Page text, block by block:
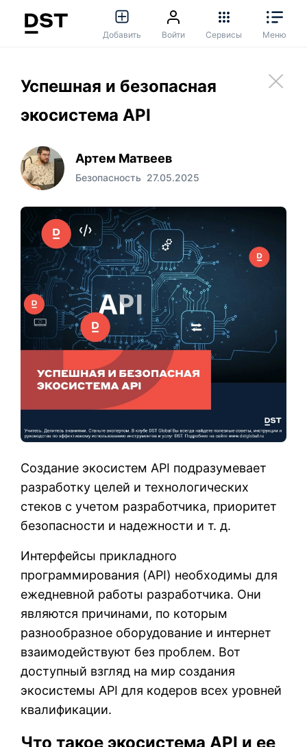
Добавить Войти Сервисы Меню
Успешная и безопасная
экосистема API
Артем Матвеев
Безопасность 27.05.2025
Создание экосистем API подразумевает
разработку целей и технологических
стеков с учетом разработчика, приоритет
безопасности и надежности и т. д.
Интерфейсы прикладного
программирования (API) необходимы для
ежедневной работы разработчика. Они
являются причинами, по которым
разнообразное оборудование и интернет
взаимодействуют без проблем. Вот
доступный взгляд на мир создания
экосистемы API для кодеров всех уровней
квалификации.
Что такое экосистема API и ее